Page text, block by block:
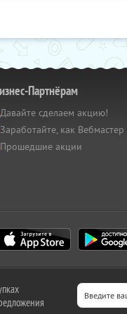
Партнёрам
Давайте сделаем акцию!
Заработайте, как Вебмастер
Прошедшие акции